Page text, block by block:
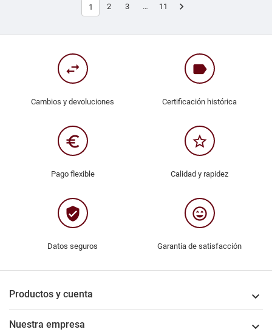
1 2 3 … 11 
swap_horiz
Cambios y devoluciones
label
Certificación histórica
euro_symbol
Pago flexible
star_border
Calidad y rapidez
verified_user
Datos seguros
sentiment_very_satisfied
Garantía de satisfacción
Productos y cuenta 
Nuestra empresa 